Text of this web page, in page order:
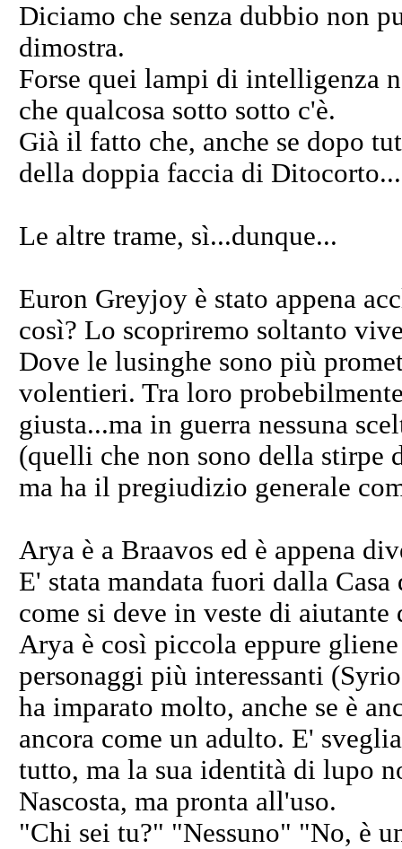
Diciamo che senza dubbio non
dimostra.
Forse quei lampi di intelligenza
che qualcosa sotto sotto c'è.
Già il fatto che, anche se dopo
della doppia faccia di
Le altre trame, sì...dunque...
Euron Greyjoy è stato appena
così? Lo scopriremo soltanto
Dove le lusinghe sono più
volentieri. Tra loro
giusta...ma in guerra nessuna
(quelli che non sono della stirpe
ma ha il pregiudizio generale
Arya è a Braavos ed è appena
E' stata mandata fuori dalla
come si deve in veste di aiutante
Arya è così piccola eppure
personaggi più interessanti
ha imparato molto, anche se è
ancora come un adulto. E'
tutto, ma la sua identità di lupo
Nascosta, ma pronta all'uso.
"Chi sei tu?" "Nessuno" "No, è